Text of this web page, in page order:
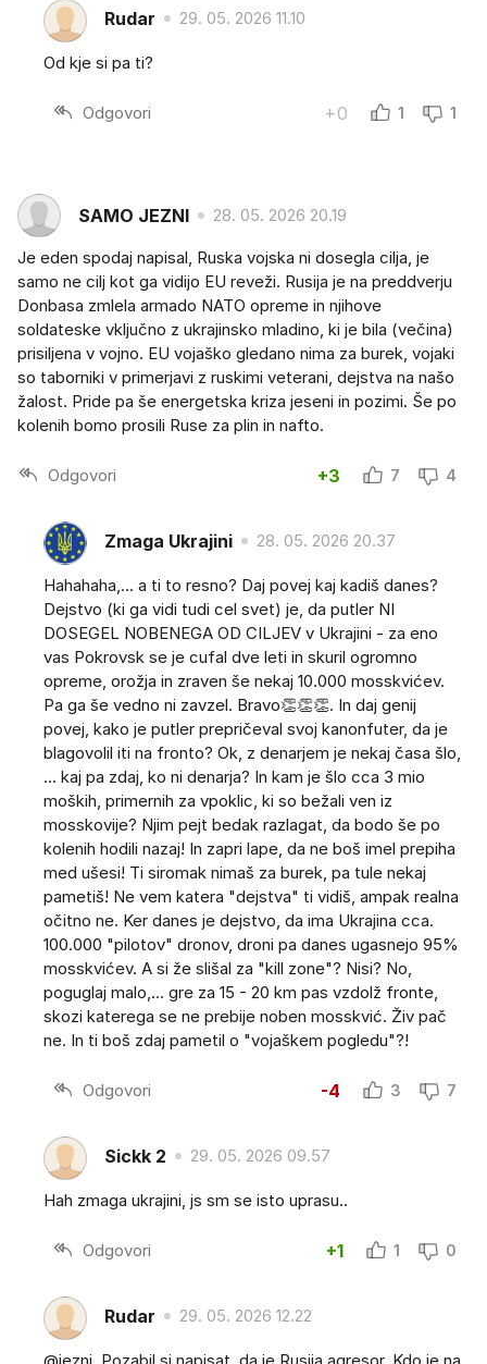
Rudar 29. 05. 2026 11.10
Od kje si pa ti?
Odgovori +0 1 1
SAMO JEZNI 28. 05. 2026 20.19
Je eden spodaj napisal, Ruska vojska ni dosegla cilja, je
samo ne cilj kot ga vidijo EU reveži. Rusija je na preddverju
Donbasa zmlela armado NATO opreme in njihove
soldateske vključno z ukrajinsko mladino, ki je bila (večina)
prisiljena v vojno. EU vojaško gledano nima za burek, vojaki
so taborniki v primerjavi z ruskimi veterani, dejstva na našo
žalost. Pride pa še energetska kriza jeseni in pozimi. Še po
kolenih bomo prosili Ruse za plin in nafto.
Odgovori +3 7 4
Zmaga Ukrajini 28. 05. 2026 20.37
Hahahaha,... a ti to resno? Daj povej kaj kadiš danes?
Dejstvo (ki ga vidi tudi cel svet) je, da putler NI
DOSEGEL NOBENEGA OD CILJEV v Ukrajini - za eno
vas Pokrovsk se je cufal dve leti in skuril ogromno
opreme, orožja in zraven še nekaj 10.000 mosskvićev.
Pa ga še vedno ni zavzel. Bravo👏👏👏. In daj genij
povej, kako je putler prepričeval svoj kanonfuter, da je
blagovolil iti na fronto? Ok, z denarjem je nekaj časa šlo,
... kaj pa zdaj, ko ni denarja? In kam je šlo cca 3 mio
moških, primernih za vpoklic, ki so bežali ven iz
mosskovije? Njim pejt bedak razlagat, da bodo še po
kolenih hodili nazaj! In zapri lape, da ne boš imel prepiha
med ušesi! Ti siromak nimaš za burek, pa tule nekaj
pametiš! Ne vem katera "dejstva" ti vidiš, ampak realna
očitno ne. Ker danes je dejstvo, da ima Ukrajina cca.
100.000 "pilotov" dronov, droni pa danes ugasnejo 95%
mosskvićev. A si že slišal za "kill zone"? Nisi? No,
poguglaj malo,... gre za 15 - 20 km pas vzdolž fronte,
skozi katerega se ne prebije noben mosskvić. Živ pač
ne. In ti boš zdaj pametil o "vojaškem pogledu"?!
Odgovori -4 3 7
Sickk 2 29. 05. 2026 09.57
Hah zmaga ukrajini, js sm se isto uprasu..
Odgovori +1 1 0
Rudar 29. 05. 2026 12.22